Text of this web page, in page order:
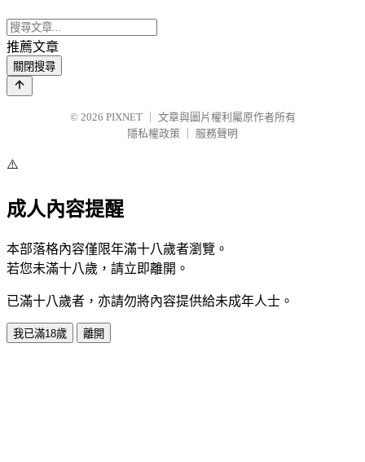
推薦文章
關閉搜尋
© 2026 PIXNET
文章與圖片權利屬原作者所有
隱私權政策
服務聲明
⚠️
成人內容提醒
本部落格內容僅限年滿十八歲者瀏覽。
若您未滿十八歲，請立即離開。
已滿十八歲者，亦請勿將內容提供給未成年人士。
我已滿18歲 離開